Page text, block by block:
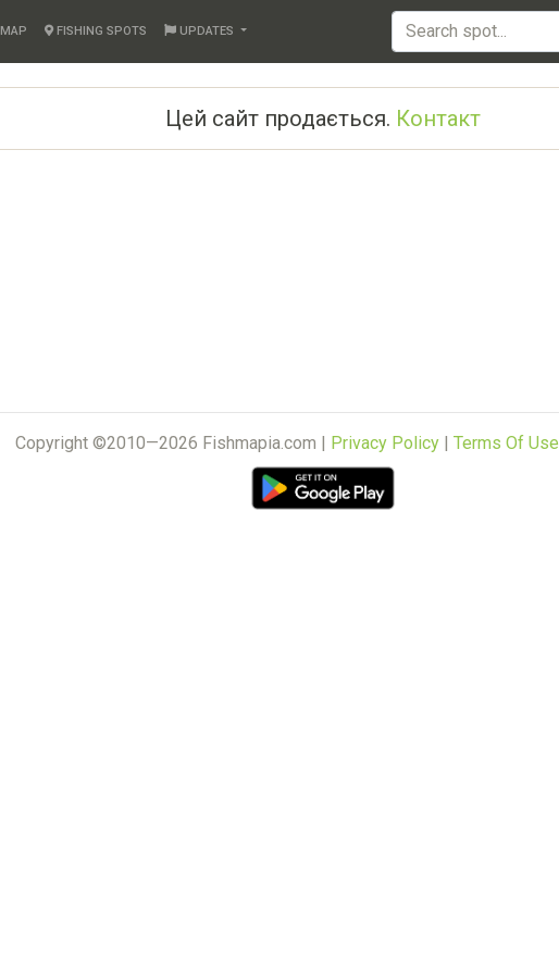
MAP FISHING SPOTS UPDATES
Цей сайт продається. Контакт
Copyright ©2010—2026 Fishmapia.com | Privacy Policy | Terms Of Use